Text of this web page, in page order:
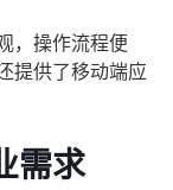
，操作流程便
提供了移动端应
需求